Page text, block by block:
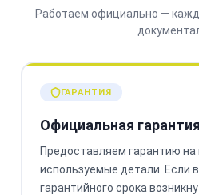
Работаем официально —
ГАРАНТИЯ
Официальная
Предоставляем гарантию
используемые детали. Если
гарантийного срока